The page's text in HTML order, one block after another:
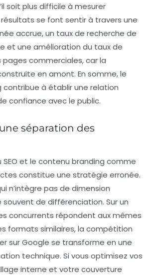
soit plus difficile à mesurer
se font sentir à travers une
accrue, un taux de recherche de
et une amélioration du taux de
pages commerciales, car la
en amont. En somme, le
contribue à établir une relation
confiance avec le public.
séparation des
et le contenu branding comme
constitue une stratégie erronée.
n’intègre pas de dimension
souvent de différenciation. Sur un
concurrents répondent aux mêmes
formats similaires, la compétition
sur Google se transforme en une
technique. Si vous optimisez vos
interne et votre couverture